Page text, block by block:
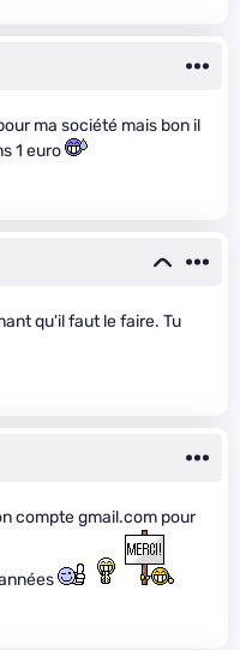
ma société mais bon il
1 euro
qu'il faut le faire. Tu
compte gmail.com pour